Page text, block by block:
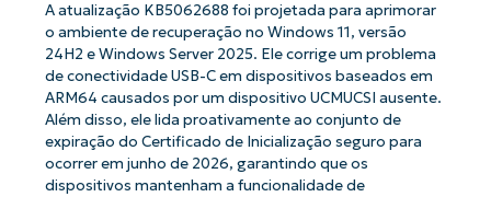
A atualização KB5062688 foi projetada para aprimorar
o ambiente de recuperação no Windows 11, versão
24H2 e Windows Server 2025. Ele corrige um problema
de conectividade USB-C em dispositivos baseados em
ARM64 causados ​​por um dispositivo UCMUCSI ausente.
Além disso, ele lida proativamente ao conjunto de
expiração do Certificado de Inicialização seguro para
ocorrer em junho de 2026, garantindo que os
dispositivos mantenham a funcionalidade de